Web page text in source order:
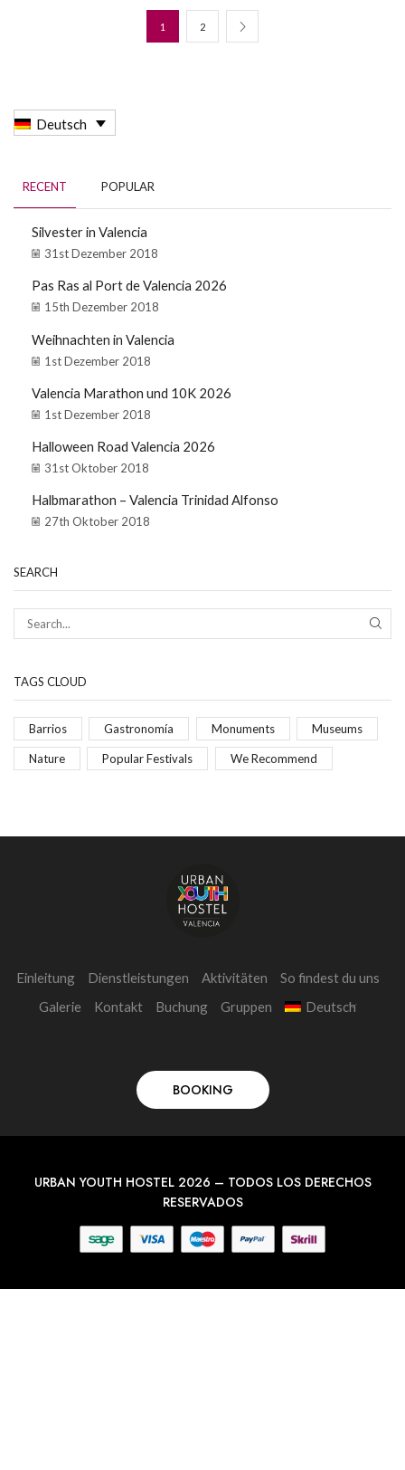
1 2
Deutsch
RECENT POPULAR
Silvester in Valencia
31st Dezember 2018
Pas Ras al Port de Valencia 2026
15th Dezember 2018
Weihnachten in Valencia
1st Dezember 2018
Valencia Marathon und 10K 2026
1st Dezember 2018
Halloween Road Valencia 2026
31st Oktober 2018
Halbmarathon – Valencia Trinidad Alfonso
27th Oktober 2018
SEARCH
TAGS CLOUD
Barrios Gastronomía Monuments Museums
Nature Popular Festivals We Recommend
Einleitung Dienstleistungen Aktivitäten
So findest du uns
Galerie
Kontakt Buchung Gruppen Deutsch
BOOKING
URBAN YOUTH HOSTEL 2026 – TODOS LOS DERECHOS
RESERVADOS